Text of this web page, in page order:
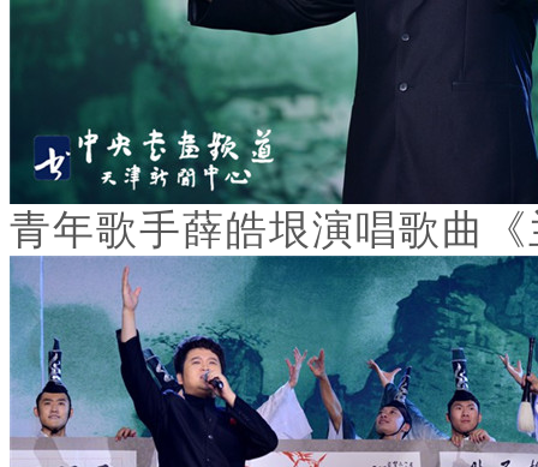
青年歌手薛皓垠演唱歌曲